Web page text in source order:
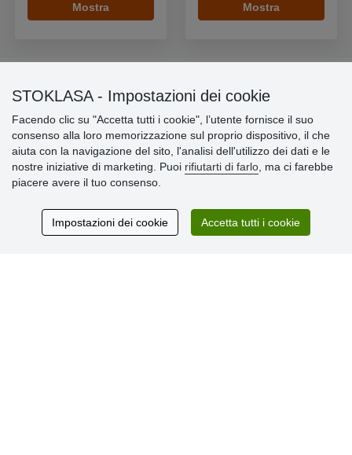
Mostra Mostra
» Impostazioni dei cookie
» Termini & Condizioni
» Informativa sulla Privacy
» Consegna e pagamento
» Programma fedeltà
STOKLASA - Impostazioni dei cookie
Facendo clic su "Accetta tutti i cookie", l’utente fornisce il suo
consenso alla loro memorizzazione sul proprio dispositivo, il che
aiuta con la navigazione del sito, l'analisi dell'utilizzo dei dati e le
nostre iniziative di marketing. Puoi rifiutarti di farlo , ma ci farebbe
piacere avere il tuo consenso.
Impostazioni dei cookie Accetta tutti i cookie